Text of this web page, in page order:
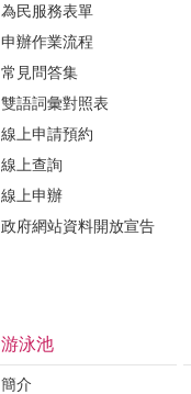
為民服務表單
申辦作業流程
常見問答集
雙語詞彙對照表
線上申請預約
線上查詢
線上申辦
政府網站資料開放宣告
游泳池
簡介